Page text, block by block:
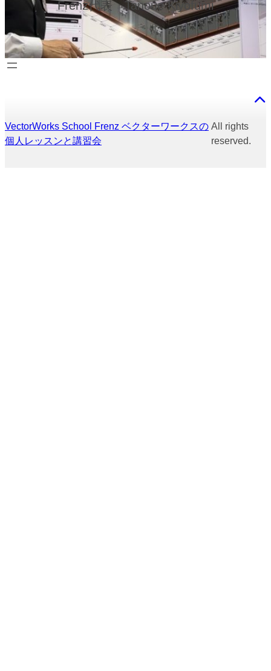
Frenz代表 Tanoue Kiyofumi
VectorWorks School Frenz ベクターワークスの
個人レッスンと講習会
All rights
reserved.